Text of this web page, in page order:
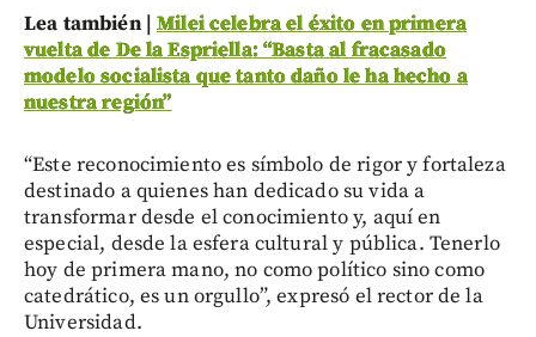
Lea también |Milei celebra el éxito en primera
vuelta de De la Espriella: “Basta al fracasado
modelo socialista que tanto daño le ha hecho a
nuestra región”
“Este reconocimiento es símbolo de rigor y fortaleza
destinado a quienes han dedicado su vida a
transformar desde el conocimiento y, aquí en
especial, desde la esfera cultural y pública. Tenerlo
hoy de primera mano, no como político sino como
catedrático, es un orgullo”, expresó el rector de la
Universidad.